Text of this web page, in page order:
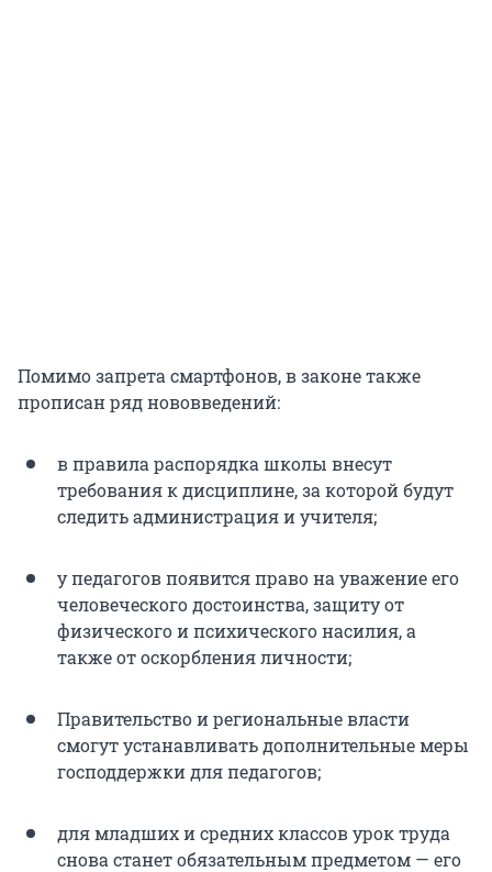
Помимо запрета смартфонов, в законе также
прописан ряд нововведений:
в правила распорядка школы внесут
требования к дисциплине, за которой будут
следить администрация и учителя;
у педагогов появится право на уважение его
человеческого достоинства, защиту от
физического и психического насилия, а
также от оскорбления личности;
Правительство и региональные власти
смогут устанавливать дополнительные меры
господдержки для педагогов;
для младших и средних классов урок труда
снова станет обязательным предметом — его